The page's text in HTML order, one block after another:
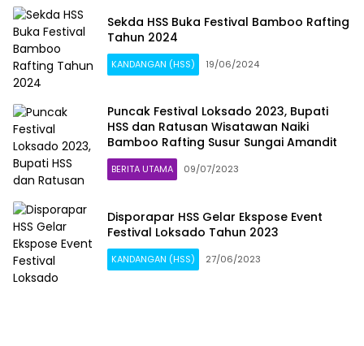
Sekda HSS Buka Festival Bamboo Rafting
Tahun 2024
KANDANGAN (HSS) 19/06/2024
Puncak Festival Loksado 2023, Bupati
HSS dan Ratusan Wisatawan Naiki
Bamboo Rafting Susur Sungai Amandit
BERITA UTAMA 09/07/2023
Disporapar HSS Gelar Ekspose Event
Festival Loksado Tahun 2023
KANDANGAN (HSS) 27/06/2023